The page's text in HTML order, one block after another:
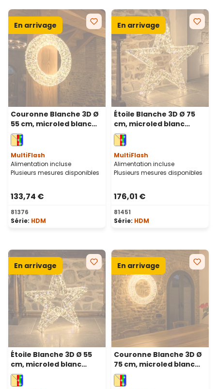
En arrivage
Couronne Blanche 3D Ø
55 cm, microled blanc
chaud et RGB, usage
intérieur
MultiFlash
Alimentation incluse
Plusieurs mesures disponibles
133,74 €
81376
Série: HDM
En arrivage
Étoile Blanche 3D Ø 75
cm, microled blanc
chaud et RGB, intérieur
MultiFlash
Alimentation incluse
Plusieurs mesures disponibles
176,01 €
81451
Série: HDM
En arrivage
Étoile Blanche 3D Ø 55
cm, microled blanc
chaud et RGB, intérieur
En arrivage
Couronne Blanche 3D Ø
75 cm, microled blanc
chaud et RGB, usage
intérieur